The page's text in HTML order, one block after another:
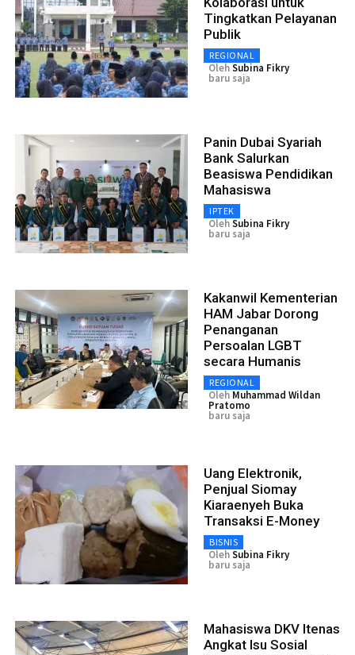
Tingkatkan Pelayanan
Publik
REGIONAL
OlehSubina Fikry
baru saja
Panin Dubai Syariah
Bank Salurkan
Beasiswa Pendidikan
Mahasiswa
IPTEK
OlehSubina Fikry
baru saja
Kakanwil Kementerian
HAM Jabar Dorong
Penanganan
Persoalan LGBT
secara Humanis
REGIONAL
Oleh Muhammad Wildan
Pratomo
baru saja
Uang Elektronik,
Penjual Siomay
Kiaraenyeh Buka
Transaksi E-Money
BISNIS
OlehSubina Fikry
baru saja
Mahasiswa DKV Itenas
Angkat Isu Sosial